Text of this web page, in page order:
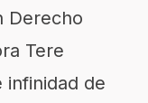
Derecho
Tere
infinidad de